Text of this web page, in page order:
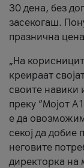
30 дена, без
засекогаш.
празнична
„На
креираат
своите навики
преку “Мојот
е да
секој да
неговите
директорка на